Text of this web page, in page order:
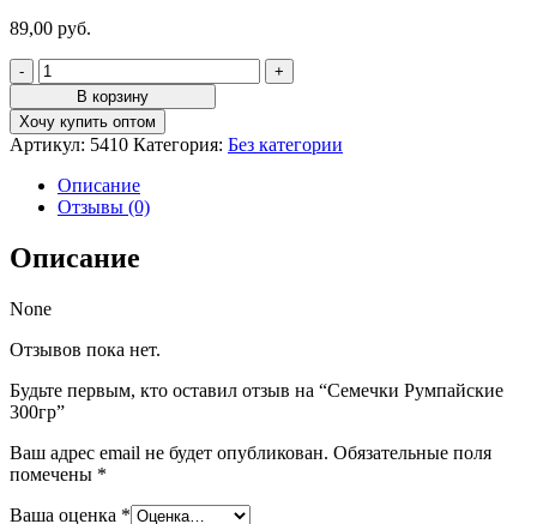
89,00 руб.
Количество
товара
Семечки
Румпайские
300гр
В корзину
Хочу купить оптом
Артикул: 5410 Категория: Без категории
Описание
Отзывы (0)
Описание
None
Отзывов пока нет.
Будьте первым, кто оставил отзыв на “Семечки Румпайские
300гр”
Ваш адрес email не будет опубликован. Обязательные поля
помечены *
Ваша оценка *